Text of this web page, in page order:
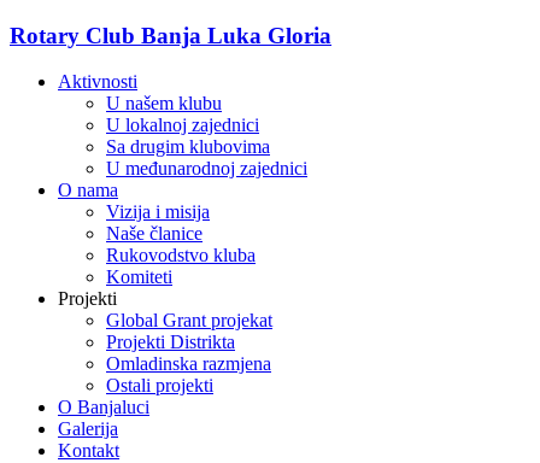
Skip
content
Rotary Club Banja Luka Gloria
Menu
Aktivnosti
U našem klubu
U lokalnoj zajednici
Sa drugim klubovima
U međunarodnoj zajednici
O nama
Vizija i misija
Naše članice
Rukovodstvo kluba
Komiteti
Projekti
Global Grant projekat
Projekti Distrikta
Omladinska razmjena
Ostali projekti
O Banjaluci
Galerija
Kontakt